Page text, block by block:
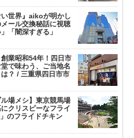
い世界』aikoが明かし
ール交換秘話に視聴
「闇深すぎる」
創業昭和54年！四日市
で味わう、ご当地名
？ / 三重県四日市市
ル場メシ】東京競馬場
クリスピーなフライ
のフライドチキン